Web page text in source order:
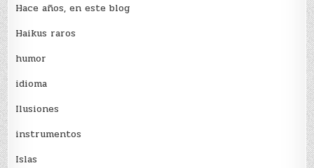
Hace años, en este blog
Haikus raros
humor
idioma
Ilusiones
instrumentos
Islas